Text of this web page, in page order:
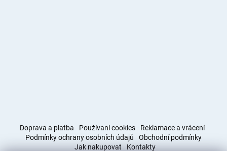
Doprava a platba Používaní cookies
Reklamace a vrácení
Podmínky ochrany osobních údajů
Obchodní podmínky
Jak nakupovat
Kontakty